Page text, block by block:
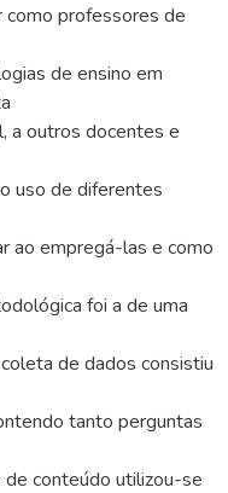
como professores de
de ensino em
a outros docentes e
uso de diferentes
ao empregá-las e como
foi a de uma
de dados consistiu
tanto perguntas
de conteúdo utilizou-se